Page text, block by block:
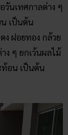
วันเทศกาลต่าง ๆ
เป็นต้น
ฝอยทอง กล้วย
ง ๆ ยกเว้นผลไม้
ท้อน เป็นต้น